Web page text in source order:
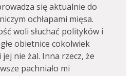
się aktualnie do
ochłapami mięsa.
woli słuchać polityków i
obietnice cokolwiek
nie żal. Inna rzecz, że
pachniało mi